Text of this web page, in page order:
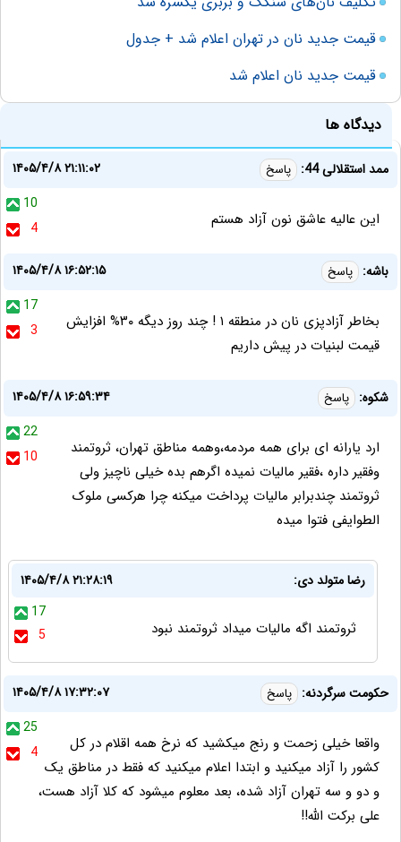
قیمت جدید نان در تهران اعلام شد + جدول
قیمت جدید نان اعلام شد
دیدگاه ها
ممد استقلالی 44: پاسخ
۱۴۰۵/۴/۸ ۲۱:۱۱:۰۲
10
4
این عالیه عاشق نون آزاد هستم
باشه: پاسخ
۱۴۰۵/۴/۸ ۱۶:۵۲:۱۵
17
3
بخاطر آزادپزی نان در منطقه ۱ ! چند روز دیگه ۳۰% افزایش
قیمت لبنیات در پیش داریم
شکوه: پاسخ
۱۴۰۵/۴/۸ ۱۶:۵۹:۳۴
22
10
ارد یارانه ای برای همه مردمه،وهمه مناطق تهران، ثروتمند
وفقیر داره ،فقیر مالیات نمیده اگرهم بده خیلی ناچیز ولی
ثروتمند چندبرابر مالیات پرداخت میکنه چرا هرکسی ملوک
الطوایفی فتوا میده
رضا متولد دی:
۱۴۰۵/۴/۸ ۲۱:۲۸:۱۹
17
5
ثروتمند اگه مالیات میداد ثروتمند نبود
حکومت سرگردنه: پاسخ
۱۴۰۵/۴/۸ ۱۷:۳۲:۰۷
25
4
واقعا خیلی زحمت و رنج میکشید که نرخ همه اقلام در کل
کشور را آزاد میکنید و ابتدا اعلام میکنید که فقط در مناطق یک
و دو و سه تهران آزاد شده، بعد معلوم میشود که کلا آزاد هست،
علی برکت الله!!